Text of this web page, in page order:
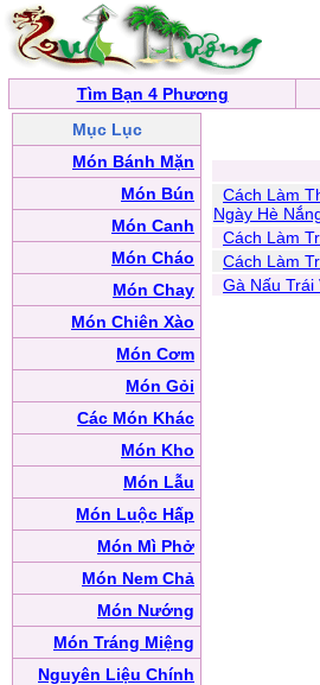
Tìm Bạn 4 Phương
Mục Lục
Món Bánh Mặn
Món Bún
Món Canh
Món Cháo
Món Chay
Món Chiên Xào
Món Cơm
Món Gỏi
Các Món Khác
Món Kho
Món Lẫu
Món Luộc Hấp
Món Mì Phở
Món Nem Chả
Món Nướng
Món Tráng Miệng
Nguyên Liệu Chính
Cách Làm
Ngày Hè
Cách Làm
Cách Làm
Gà Nấu Trái